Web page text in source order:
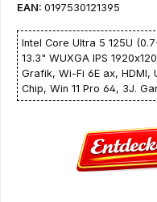
EAN: 0197530121395
Intel Core Ultra 5 125U
13.3" WUXGA IPS
Grafik, Wi-Fi 6E ax, HDMI,
Chip, Win 11 Pro 64, 3J.